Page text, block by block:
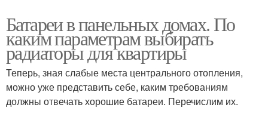
Батареи в панельных домах. По
каким параметрам выбирать
радиаторы для квартиры
Теперь, зная слабые места центрального отопления,
можно уже представить себе, каким требованиям
должны отвечать хорошие батареи. Перечислим их.